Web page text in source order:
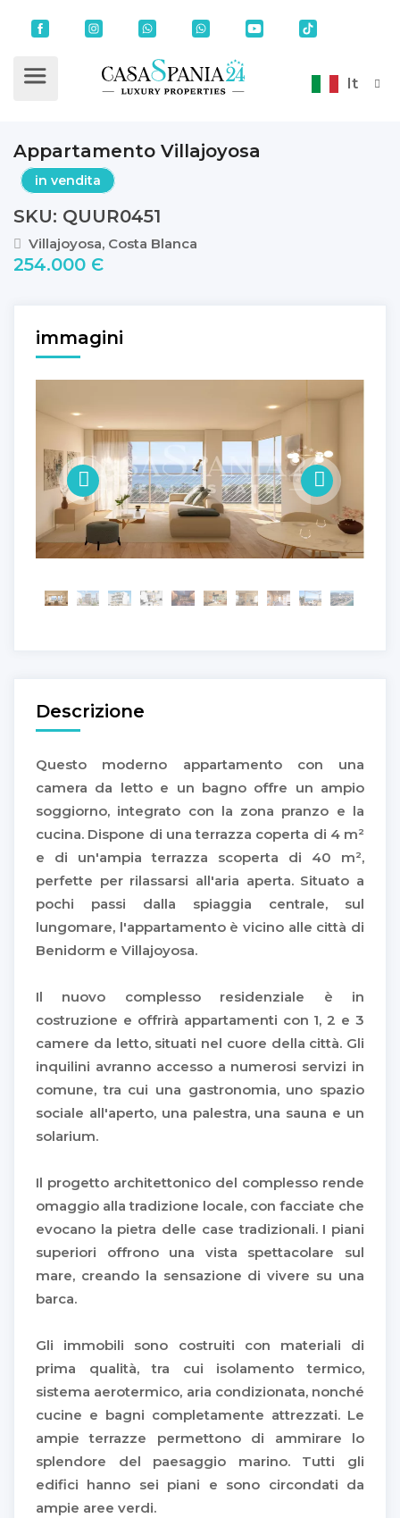
It
Appartamento Villajoyosa
in vendita
SKU: QUUR0451
Villajoyosa, Costa Blanca
254.000 Є
immagini
Descrizione
Questo moderno appartamento con una
camera da letto e un bagno offre un ampio
soggiorno, integrato con la zona pranzo e la
cucina. Dispone di una terrazza coperta di 4 m²
e di un'ampia terrazza scoperta di 40 m²,
perfette per rilassarsi all'aria aperta. Situato a
pochi passi dalla spiaggia centrale, sul
lungomare, l'appartamento è vicino alle città di
Benidorm e Villajoyosa.
Il nuovo complesso residenziale è in
costruzione e offrirà appartamenti con 1, 2 e 3
camere da letto, situati nel cuore della città. Gli
inquilini avranno accesso a numerosi servizi in
comune, tra cui una gastronomia, uno spazio
sociale all'aperto, una palestra, una sauna e un
solarium.
Il progetto architettonico del complesso rende
omaggio alla tradizione locale, con facciate che
evocano la pietra delle case tradizionali. I piani
superiori offrono una vista spettacolare sul
mare, creando la sensazione di vivere su una
barca.
Gli immobili sono costruiti con materiali di
prima qualità, tra cui isolamento termico,
sistema aerotermico, aria condizionata, nonché
cucine e bagni completamente attrezzati. Le
ampie terrazze permettono di ammirare lo
splendore del paesaggio marino. Tutti gli
edifici hanno sei piani e sono circondati da
ampie aree verdi.